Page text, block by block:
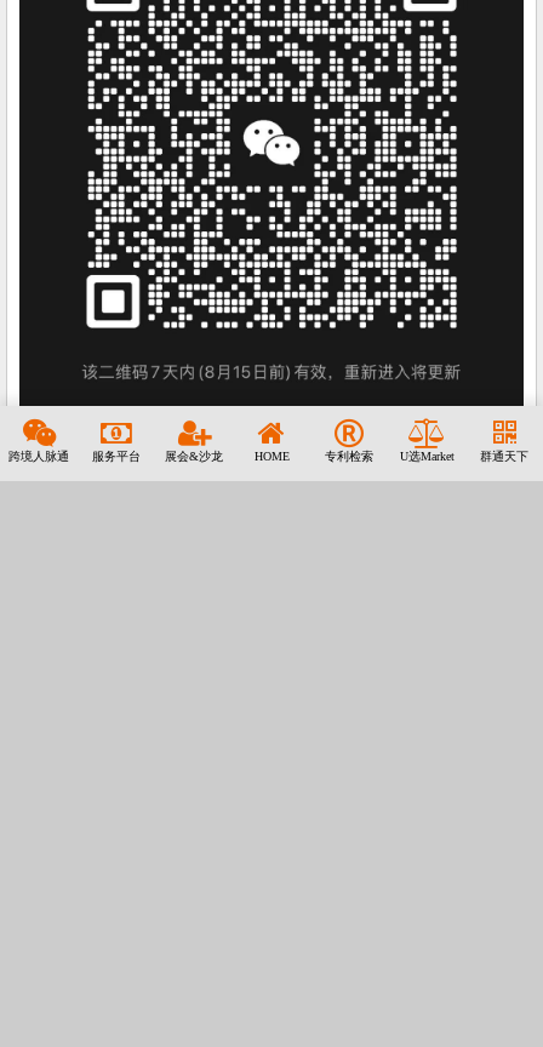
跨境人脉通 服务平台 展会&沙龙 HOME 专利检索 U选Market 群通天下